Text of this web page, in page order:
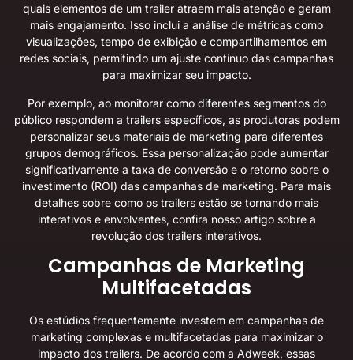
quais elementos de um trailer atraem mais atenção e geram
mais engajamento. Isso inclui a análise de métricas como
visualizações, tempo de exibição e compartilhamentos em
redes sociais, permitindo um ajuste contínuo das campanhas
para maximizar seu impacto.
Por exemplo, ao monitorar como diferentes segmentos do
público respondem a trailers específicos, as produtoras podem
personalizar seus materiais de marketing para diferentes
grupos demográficos. Essa personalização pode aumentar
significativamente a taxa de conversão e o retorno sobre o
investimento (ROI) das campanhas de marketing. Para mais
detalhes sobre como os trailers estão se tornando mais
interativos e envolventes, confira nosso artigo sobre a
revolução dos trailers interativos.
Campanhas de Marketing
Multifacetadas
Os estúdios frequentemente investem em campanhas de
marketing complexas e multifacetadas para maximizar o
impacto dos trailers. De acordo com a Adweek, essas